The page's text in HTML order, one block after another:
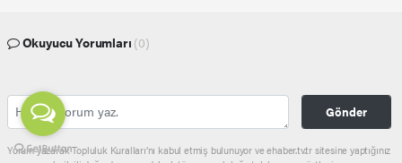
Okuyucu Yorumları (0)
Gönder
Yorum yazarak Topluluk Kuralları’nı kabul etmiş bulunuyor ve ehaber.tv.tr sitesine yaptığınız